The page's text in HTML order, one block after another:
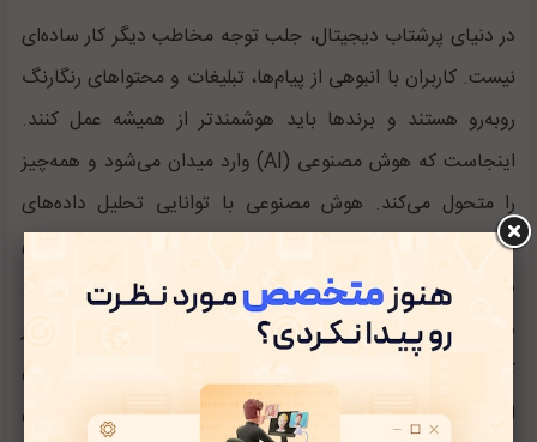
در دنیای پرشتاب دیجیتال، جلب توجه مخاطب دیگر کار ساده‌ای
نیست. کاربران با انبوهی از پیام‌ها، تبلیغات و محتوا‌های رنگارنگ
روبه‌رو هستند و برند‌ها باید هوشمندتر از همیشه عمل کنند.
اینجاست که هوش مصنوعی (AI) وارد میدان می‌شود و همه‌چیز
را متحول می‌کند. هوش مصنوعی با توانایی تحلیل داده‌های
عظیم، شناسایی الگو‌های رفتاری کاربران و ارائه پیشنهاد‌های
شخصی‌سازی‌شده، به بازاریابان این امکان را می‌دهد که دقیق‌تر،
سریع‌تر و مؤثرتر عمل کنند. دیگر خبری از حدس و گمان در
کمپین‌های تبلیغاتی نیست؛ هر تصمیم، بر پایه داده و تحلیل
است. از چت‌بات‌های هوشمند که در لحظه با مشتریان تعامل